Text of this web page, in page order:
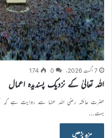
7 اگست 2026ء 0
174
اللہ تعالیٰ کے نزدیک پسندیدہ اعمال
حضرت عائشہ رضی اللہ عنہا سے روایت ہے
بہت…
مزید پڑھیں